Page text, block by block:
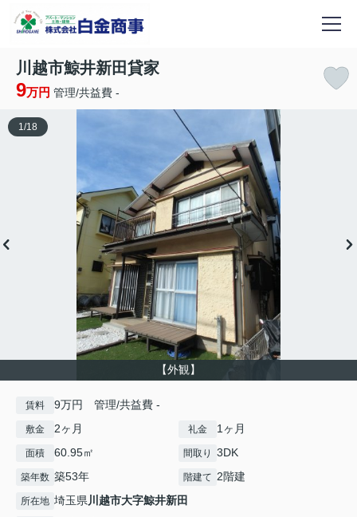
川越市鯨井新田貸家
9万円 管理/共益費 -
【外観】
1 /18
賃料 9万円 管理/共益費 -
敷金 2ヶ月 礼金 1ヶ月
面積 60.95㎡ 間取り 3DK
築年数 築53年 階建て 2階建
所在地 埼玉県川越市大字鯨井新田